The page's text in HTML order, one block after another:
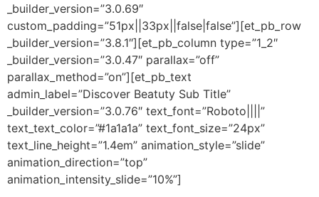
_builder_version=”3.0.69″
custom_padding=”51px||33px||false|false”][et_pb_row
_builder_version=”3.8.1″][et_pb_column type=”1_2″
_builder_version=”3.0.47″ parallax=”off”
parallax_method=”on”][et_pb_text
admin_label=”Discover Beatuty Sub Title”
_builder_version=”3.0.76″ text_font=”Roboto||||”
text_text_color=”#1a1a1a” text_font_size=”24px”
text_line_height=”1.4em” animation_style=”slide”
animation_direction=”top”
animation_intensity_slide=”10%”]